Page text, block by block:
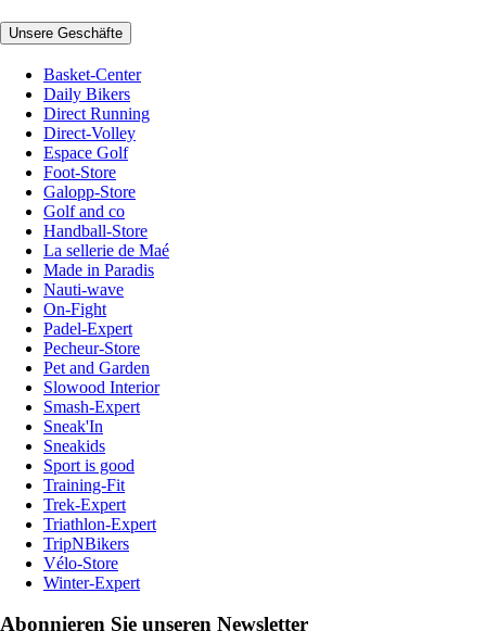
Unsere Geschäfte
Basket-Center
Daily Bikers
Direct Running
Direct-Volley
Espace Golf
Foot-Store
Galopp-Store
Golf and co
Handball-Store
La sellerie de Maé
Made in Paradis
Nauti-wave
On-Fight
Padel-Expert
Pecheur-Store
Pet and Garden
Slowood Interior
Smash-Expert
Sneak'In
Sneakids
Sport is good
Training-Fit
Trek-Expert
Triathlon-Expert
TripNBikers
Vélo-Store
Winter-Expert
Abonnieren Sie unseren Newsletter